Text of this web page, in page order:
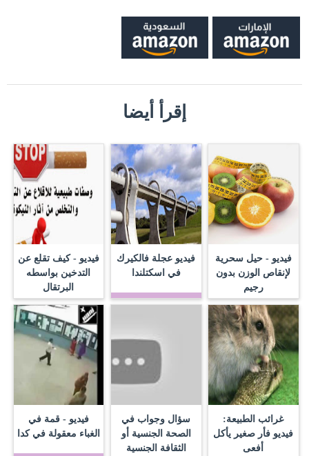
إقرأ أيضا
فيديو - حيل سحرية
لإنقاص الوزن بدون
رجيم
فيديو عجلة فالكيرك
في اسكتلندا
فيديو - كيف تقلع عن
التدخين بواسطه
البرتقال
غرائب الطبيعة:
فيديو فأر صغير يأكل
أفعى
سؤال وجواب في
الصحة الجنسية أو
الثقافة الجنسية
فيديو - قمة في
الغباء معقولة في كدا‬